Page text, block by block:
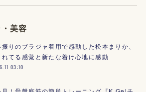
美容
りのブラジャ着用で感動した松本まりか、
れてる感覚と新たな着け心地に感動
03:10